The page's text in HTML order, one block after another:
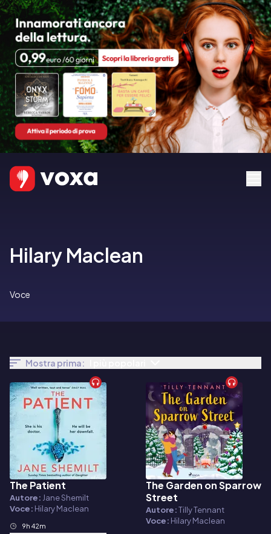
Hilary Maclean
Voce
Mostra prima:
Audiolibro
The Patient
Autore: Jane Shemilt
Voce: Hilary Maclean
9h 42m
Audiolibro
The Garden on Sparrow
Street
Autore:Tilly Tennant
Voce: Hilary Maclean